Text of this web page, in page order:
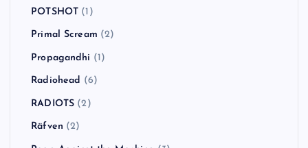
POTSHOT (1)
Primal Scream (2)
Propagandhi (1)
Radiohead (6)
RADIOTS (2)
Räfven (2)